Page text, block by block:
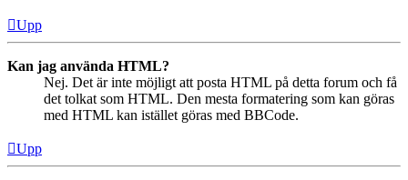
Upp
Kan jag använda HTML?
Nej. Det är inte möjligt att posta HTML på detta forum och få
det tolkat som HTML. Den mesta formatering som kan göras
med HTML kan istället göras med BBCode.
Upp